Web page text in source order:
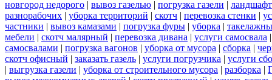
новгород недорого | вывоз газелью | погрузка газели |
разнорабочих | уборка территорий | скотч | перевозка стенки |
частники | вывоз камазами | погрузка фуры | уборка |
мебели | скотч малярный | перевозка дивана | услуги самосвала
самосвалами | погрузка вагонов | уборка от мусора | сборка |
скотч офисный | заказать газель | услуги погрузчика | услуги
| выгрузка газели | уборка от строительного мусора | разборка |